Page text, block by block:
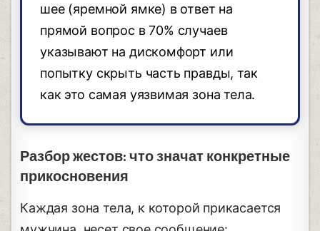
шее (яремной ямке) в ответ на
прямой вопрос в 70% случаев
указывают на дискомфорт или
попытку скрыть часть правды, так
как это самая уязвимая зона тела.
Разбор жестов: что значат конкретные
прикосновения
Каждая зона тела, к которой прикасается